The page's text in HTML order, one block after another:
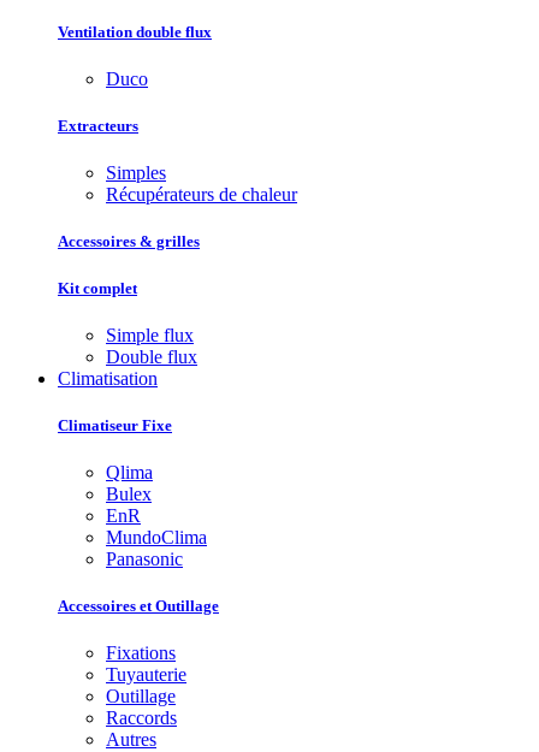
Ventilation double flux
Duco
Extracteurs
Simples
Récupérateurs de chaleur
Accessoires & grilles
Kit complet
Simple flux
Double flux
Climatisation
Climatiseur Fixe
Qlima
Bulex
EnR
MundoClima
Panasonic
Accessoires et Outillage
Fixations
Tuyauterie
Outillage
Raccords
Autres